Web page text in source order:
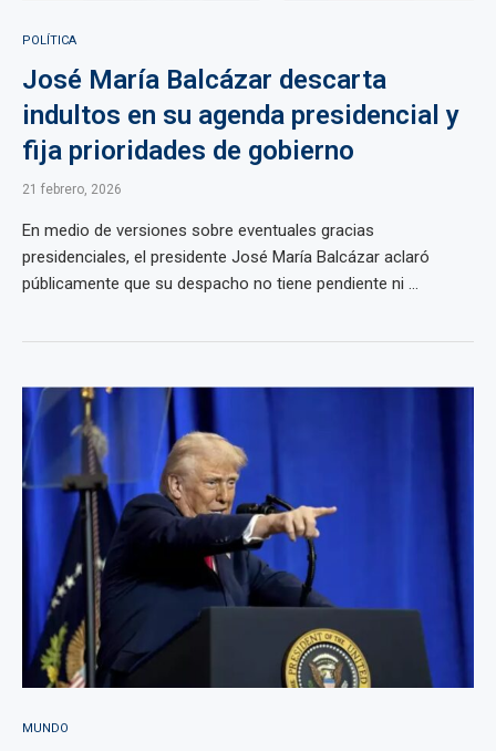
POLÍTICA
José María Balcázar descarta
indultos en su agenda presidencial y
fija prioridades de gobierno
21 febrero, 2026
En medio de versiones sobre eventuales gracias
presidenciales, el presidente José María Balcázar aclaró
públicamente que su despacho no tiene pendiente ni ...
MUNDO